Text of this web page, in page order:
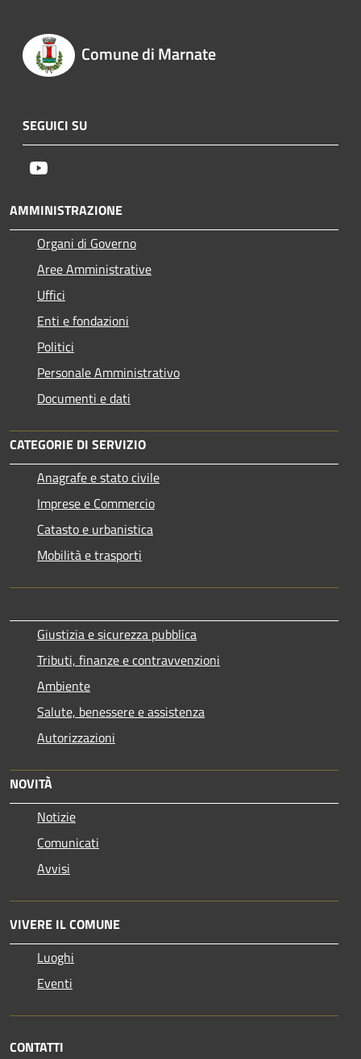
Comune di Marnate
SEGUICI SU
AMMINISTRAZIONE
Organi di Governo
Aree Amministrative
Uffici
Enti e fondazioni
Politici
Personale Amministrativo
Documenti e dati
CATEGORIE DI SERVIZIO
Anagrafe e stato civile
Imprese e Commercio
Catasto e urbanistica
Mobilità e trasporti
Giustizia e sicurezza pubblica
Tributi, finanze e contravvenzioni
Ambiente
Salute, benessere e assistenza
Autorizzazioni
NOVITÀ
Notizie
Comunicati
Avvisi
VIVERE IL COMUNE
Luoghi
Eventi
CONTATTI